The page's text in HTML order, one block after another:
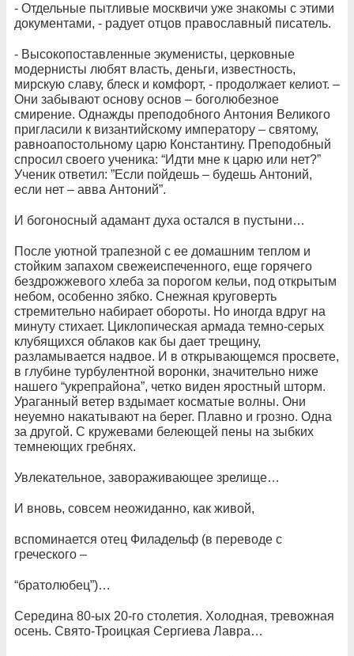
- Отдельные пытливые москвичи уже знакомы с этими
документами, - радует отцов православный писатель.
- Высокопоставленные экуменисты, церковные
модернисты любят власть, деньги, известность,
мирскую славу, блеск и комфорт, - продолжает келиот. –
Они забывают основу основ – боголюбезное
смирение. Однажды преподобного Антония Великого
пригласили к византийскому императору – святому,
равноапостольному царю Константину. Преподобный
спросил своего ученика: “Идти мне к царю или нет?”
Ученик ответил: ”Если пойдешь – будешь Антоний,
если нет – авва Антоний”.
И богоносный адамант духа остался в пустыни…
После уютной трапезной с ее домашним теплом и
стойким запахом свежеиспеченного, еще горячего
бездрожжевого хлеба за порогом кельи, под открытым
небом, особенно зябко. Снежная круговерть
стремительно набирает обороты. Но иногда вдруг на
минуту стихает. Циклопическая армада темно-серых
клубящихся облаков как бы дает трещину,
разламывается надвое. И в открывающемся просвете,
в глубине турбулентной воронки, значительно ниже
нашего “укрепрайона”, четко виден яростный шторм.
Ураганный ветер вздымает косматые волны. Они
неуемно накатывают на берег. Плавно и грозно. Одна
за другой. С кружевами белеющей пены на зыбких
темнеющих гребнях.
Увлекательное, завораживающее зрелище…
И вновь, совсем неожиданно, как живой,
вспоминается отец Филадельф (в переводе с
греческого –
“братолюбец”)…
Середина 80-ых 20-го столетия. Холодная, тревожная
осень. Свято-Троицкая Сергиева Лавра…